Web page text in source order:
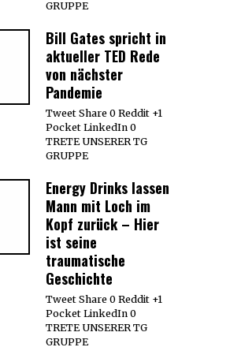
GRUPPE
Bill Gates spricht in
aktueller TED Rede
von nächster
Pandemie
Tweet Share 0 Reddit +1
Pocket LinkedIn 0
TRETE UNSERER TG
GRUPPE
Energy Drinks lassen
Mann mit Loch im
Kopf zurück – Hier
ist seine
traumatische
Geschichte
Tweet Share 0 Reddit +1
Pocket LinkedIn 0
TRETE UNSERER TG
GRUPPE